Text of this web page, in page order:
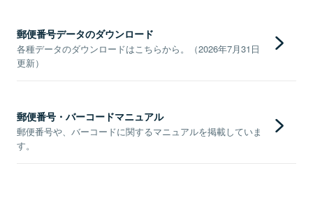
郵便番号データのダウンロード
各種データのダウンロードはこちらから。（2026年7月31日
更新）
郵便番号・バーコードマニュアル
郵便番号や、バーコードに関するマニュアルを掲載していま
す。